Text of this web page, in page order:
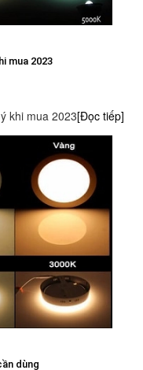
mua 2023
khi mua 2023[Đọc tiếp]
dùng